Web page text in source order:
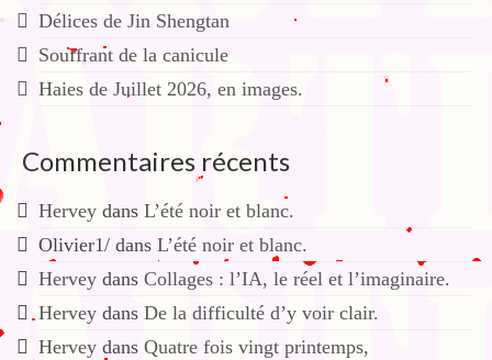
Délices de Jin Shengtan
Souffrant de la canicule
Haies de Juillet 2026, en images.
Commentaires récents
Hervey dans L’été noir et blanc.
Olivier1/ dans L’été noir et blanc.
Hervey dans Collages : l’IA, le réel et l’imaginaire.
Hervey dans De la difficulté d’y voir clair.
Hervey dans Quatre fois vingt printemps,